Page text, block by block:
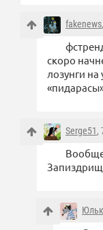
fakenews
скоро
лозунги на
Serge51,